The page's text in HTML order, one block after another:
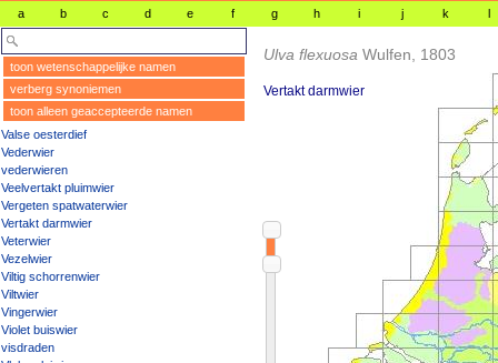
a b c d e f g h i j k l
toon wetenschappelijke namen
verberg synoniemen
toon alleen geaccepteerde namen
Valse oesterdief
Vederwier
vederwieren
Veelvertakt pluimwier
Vergeten spatwaterwier
Vertakt darmwier
Veterwier
Vezelwier
Viltig schorrenwier
Viltwier
Vingerwier
Violet buiswier
visdraden
Ulva flexuosa Wulfen, 1803
Vertakt darmwier